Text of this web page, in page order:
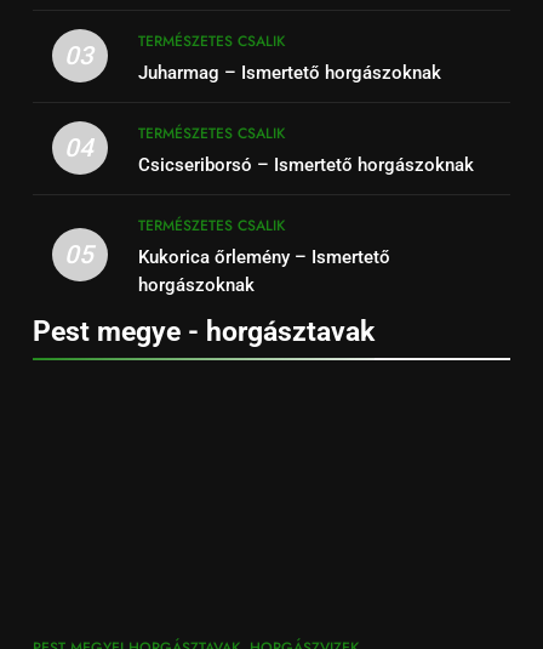
03
TERMÉSZETES CSALIK
Juharmag – Ismertető horgászoknak
04
TERMÉSZETES CSALIK
Csicseriborsó – Ismertető horgászoknak
05
TERMÉSZETES CSALIK
Kukorica őrlemény – Ismertető
horgászoknak
Pest megye - horgásztavak